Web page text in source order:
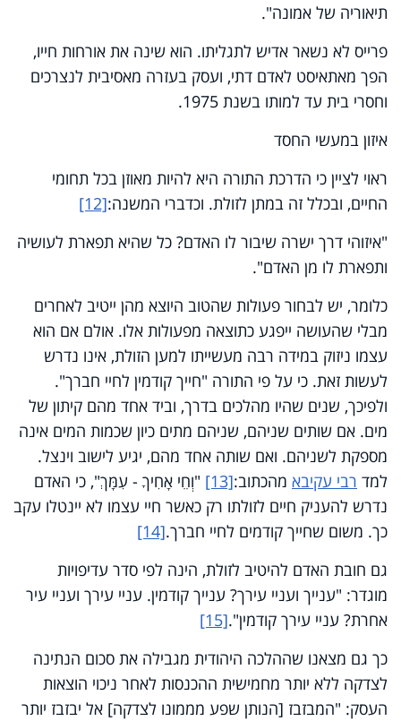
תיאוריה של אמונה".
פרייס לא נשאר אדיש לתגליתו. הוא שינה את אורחות חייו,
הפך מאתאיסט לאדם דתי, ועסק בעזרה מאסיבית לנצרכים
וחסרי בית עד למותו בשנת 1975.
איזון במעשי החסד
ראוי לציין כי הדרכת התורה היא להיות מאוזן בכל תחומי
החיים, ובכלל זה במתן לזולת. וכדברי המשנה:[12]
"איזוהי דרך ישרה שיבור לו האדם? כל שהיא תפארת לעושיה
ותפארת לו מן האדם".
כלומר, יש לבחור פעולות שהטוב היוצא מהן ייטיב לאחרים
מבלי שהעושה ייפגע כתוצאה מפעולות אלו. אולם אם הוא
עצמו ניזוק במידה רבה מעשייתו למען הזולת, אינו נדרש
לעשות זאת. כי על פי התורה "חייך קודמין לחיי חברך".
ולפיכך, שנים שהיו מהלכים בדרך, וביד אחד מהם קיתון של
מים. אם שותים שניהם, שניהם מתים כיון שכמות המים אינה
מספקת לשניהם. ואם שותה אחד מהם, יגיע לישוב וינצל.
למד רבי עקיבא מהכתוב:[13] "וְחֵי אָחִיךָ - עִמָּךְ", כי האדם
נדרש להעניק חיים לזולתו רק כאשר חיי עצמו לא יינטלו עקב
כך. משום שחייך קודמים לחיי חברך.[14]
גם חובת האדם להיטיב לזולת, הינה לפי סדר עדיפויות
מוגדר: "ענייך ועניי עירך? ענייך קודמין. עניי עירך ועניי עיר
אחרת? עניי עירך קודמין".[15]
כך גם מצאנו שההלכה היהודית מגבילה את סכום הנתינה
לצדקה ללא יותר מחמישית ההכנסות לאחר ניכוי הוצאות
העסק: "המבזבז [הנותן שפע מממונו לצדקה] אל יבזבז יותר